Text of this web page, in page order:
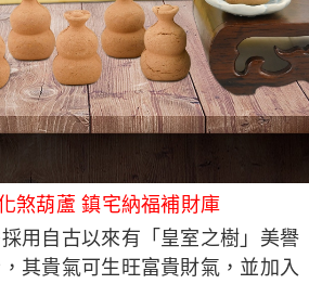
煞葫蘆 鎮宅納福補財庫
用自古以來有「皇室之樹」美譽
其貴氣可生旺富貴財氣，並加入